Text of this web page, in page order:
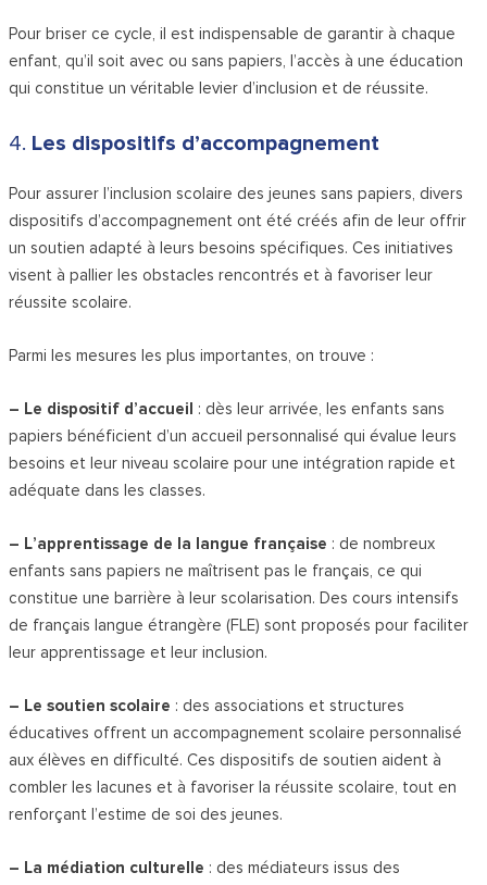
Pour briser ce cycle, il est indispensable de garantir à chaque
enfant, qu’il soit avec ou sans papiers, l’accès à une éducation
qui constitue un véritable levier d’inclusion et de réussite.
4. Les dispositifs d’accompagnement
Pour assurer l’inclusion scolaire des jeunes sans papiers, divers
dispositifs d’accompagnement ont été créés afin de leur offrir
un soutien adapté à leurs besoins spécifiques. Ces initiatives
visent à pallier les obstacles rencontrés et à favoriser leur
réussite scolaire.
Parmi les mesures les plus importantes, on trouve :
– Le dispositif d’accueil : dès leur arrivée, les enfants sans
papiers bénéficient d’un accueil personnalisé qui évalue leurs
besoins et leur niveau scolaire pour une intégration rapide et
adéquate dans les classes.
– L’apprentissage de la langue française : de nombreux
enfants sans papiers ne maîtrisent pas le français, ce qui
constitue une barrière à leur scolarisation. Des cours intensifs
de français langue étrangère (FLE) sont proposés pour faciliter
leur apprentissage et leur inclusion.
– Le soutien scolaire : des associations et structures
éducatives offrent un accompagnement scolaire personnalisé
aux élèves en difficulté. Ces dispositifs de soutien aident à
combler les lacunes et à favoriser la réussite scolaire, tout en
renforçant l’estime de soi des jeunes.
– La médiation culturelle : des médiateurs issus des